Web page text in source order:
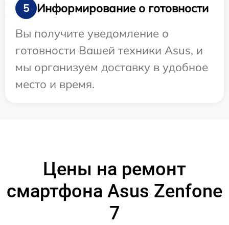
5
Информирование о готовности
Вы получите уведомление о
готовности Вашей техники Asus, и
мы организуем доставку в удобное
место и время.
Цены на ремонт
смартфона Asus Zenfone
7